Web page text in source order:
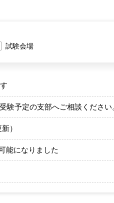
試験会場
験予定の支部へご相談ください
）
能になりました